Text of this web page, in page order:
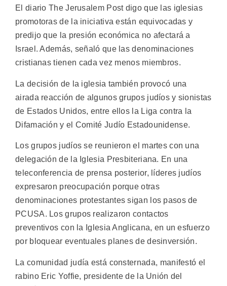
El diario The Jerusalem Post digo que las iglesias
promotoras de la iniciativa están equivocadas y
predijo que la presión económica no afectará a
Israel. Además, señaló que las denominaciones
cristianas tienen cada vez menos miembros.
La decisión de la iglesia también provocó una
airada reacción de algunos grupos judíos y sionistas
de Estados Unidos, entre ellos la Liga contra la
Difamación y el Comité Judío Estadounidense.
Los grupos judíos se reunieron el martes con una
delegación de la Iglesia Presbiteriana. En una
teleconferencia de prensa posterior, líderes judíos
expresaron preocupación porque otras
denominaciones protestantes sigan los pasos de
PCUSA. Los grupos realizaron contactos
preventivos con la Iglesia Anglicana, en un esfuerzo
por bloquear eventuales planes de desinversión.
La comunidad judía está consternada, manifestó el
rabino Eric Yoffie, presidente de la Unión del